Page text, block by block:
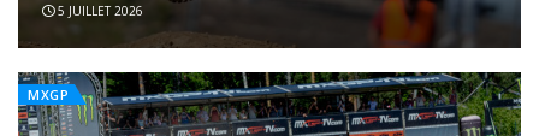
5 JUILLET 2026
MXGP